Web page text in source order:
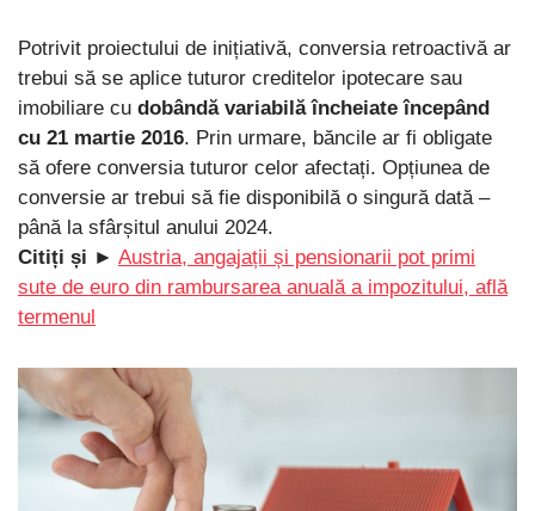
Potrivit proiectului de inițiativă, conversia retroactivă ar
trebui să se aplice tuturor creditelor ipotecare sau
imobiliare cu dobândă variabilă încheiate începând
cu 21 martie 2016. Prin urmare, băncile ar fi obligate
să ofere conversia tuturor celor afectați. Opțiunea de
conversie ar trebui să fie disponibilă o singură dată –
până la sfârșitul anului 2024.
Citiți și ► Austria, angajații și pensionarii pot primi
sute de euro din rambursarea anuală a impozitului, află
termenul